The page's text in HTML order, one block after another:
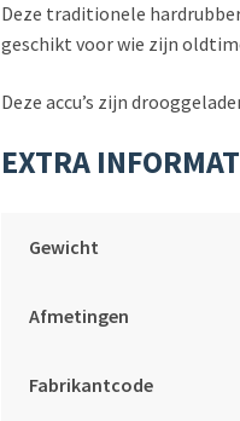
Deze traditionele
geschikt voor wie zijn
Deze accu’s zijn
EXTRA
Gewicht
Afmetingen
Fabrikantcode